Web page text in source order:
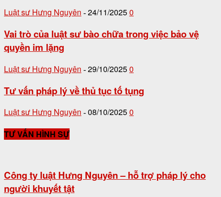
Luật sư Hưng Nguyên - 24/11/20250
Vai trò của luật sư bào chữa trong việc bảo vệ
quyền im lặng
Luật sư Hưng Nguyên - 29/10/20250
Tư vấn pháp lý về thủ tục tố tụng
Luật sư Hưng Nguyên - 08/10/20250
TƯ VẤN HÌNH SỰ
Công ty luật Hưng Nguyên – hỗ trợ pháp lý cho
người khuyết tật